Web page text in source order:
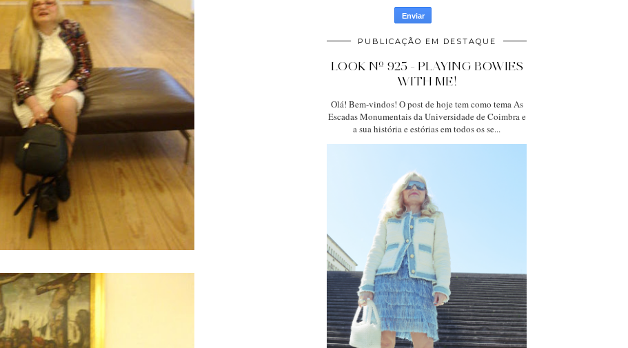
PUBLICAÇÃO EM DESTAQUE
LOOK Nº 925 - PLAYING BOWIES
WITH ME!
Olá! Bem-vindos! O post de hoje tem como tema As
Escadas Monumentais da Universidade de Coimbra e
a sua história e estórias em todos os se...